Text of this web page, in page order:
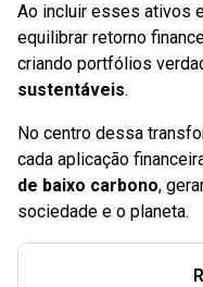
Ao incluir esses ativos
equilibrar retorno
criando portfólios
sustentáveis.
No centro dessa
cada aplicação
de baixo carbono,
sociedade e o planeta.